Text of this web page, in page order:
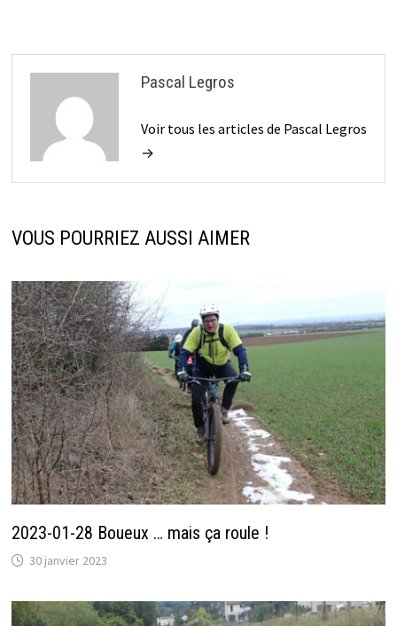
Pascal Legros
Voir tous les articles de Pascal Legros
→
VOUS POURRIEZ AUSSI AIMER
2023-01-28 Boueux … mais ça roule !
30 janvier 2023